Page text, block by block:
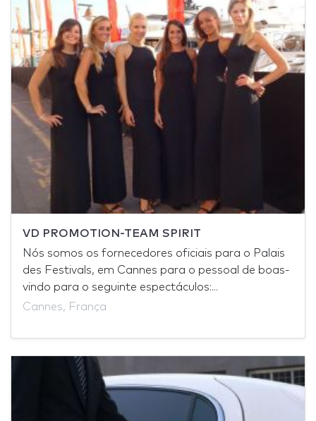
VD PROMOTION-TEAM SPIRIT
Nós somos os fornecedores oficiais para o Palais
des Festivals, em Cannes para o pessoal de boas-
vindo para o seguinte espectáculos:...
Cannes, França